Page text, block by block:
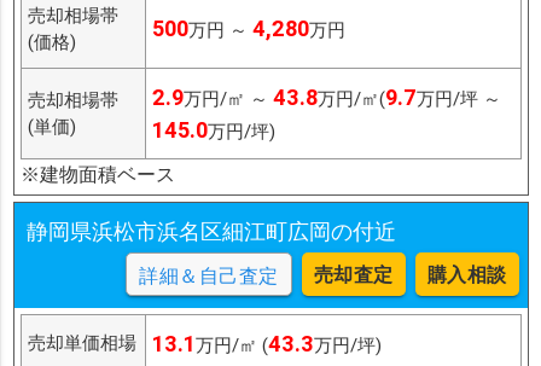
売却相場帯
(価格)
500万円 ～ 4,280万円
売却相場帯
(単価)
2.9万円/㎡ ～ 43.8万円/㎡(9.7万円/坪 ～
145.0万円/坪)
※建物面積ベース
静岡県浜松市浜名区細江町広岡の付近
詳細＆自己査定 売却査定 購入相談
売却単価相場 13.1万円/㎡ (43.3万円/坪)